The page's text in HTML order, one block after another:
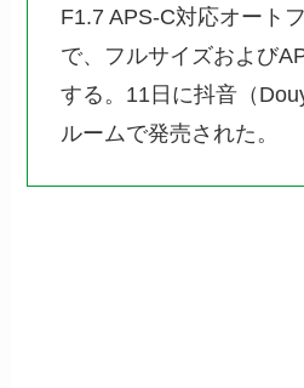
F1.7 APS-C対応オート
で、フルサイズおよび
する。11日に抖音（
ルームで発売された。